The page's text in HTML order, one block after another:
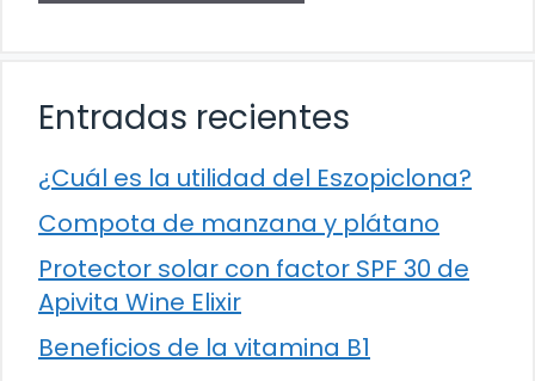
Entradas recientes
¿Cuál es la utilidad del Eszopiclona?
Compota de manzana y plátano
Protector solar con factor SPF 30 de
Apivita Wine Elixir
Beneficios de la vitamina B1